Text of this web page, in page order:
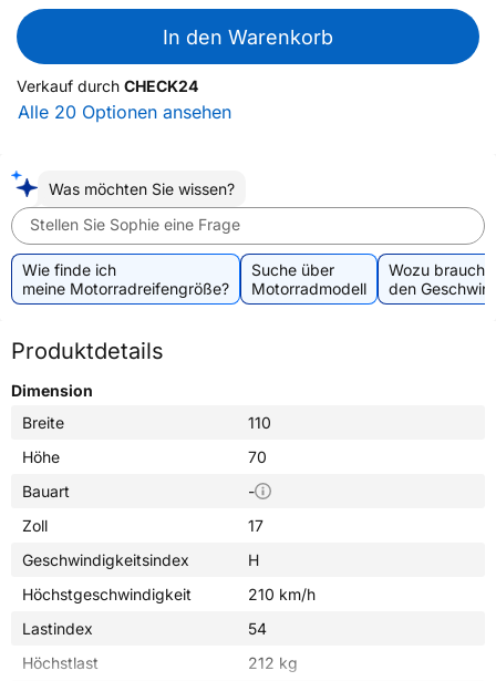
In den Warenkorb
Verkauf durch CHECK24
Alle 20 Optionen ansehen
Was möchten Sie wissen?
Stellen Sie Sophie eine Frage
Wie finde ich
meine Motorradreifengröße?
Suche über
Motorradmodell
Wozu
den
Produktdetails
Dimension
Breite
110
Höhe
70
Bauart
-
Zoll
17
Geschwindigkeitsindex
H
Höchstgeschwindigkeit
210 km/h
Lastindex
54
Höchstlast
212 kg